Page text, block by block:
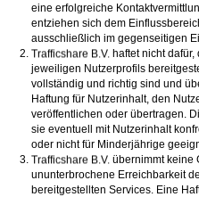
eine erfolgreiche
entziehen sich dem
ausschließlich im gegenseitigen
haftet nicht
jeweiligen Nutzerprofils
vollständig und richtig sind und
Haftung für Nutzerinhalt, den
veröffentlichen oder übertragen.
sie eventuell mit Nutzerinhalt
oder nicht für Minderjährige
übernimmt keine
ununterbrochene Erreichbarkeit
bereitgestellten Services. Eine